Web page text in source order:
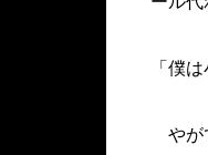
「僕
やが